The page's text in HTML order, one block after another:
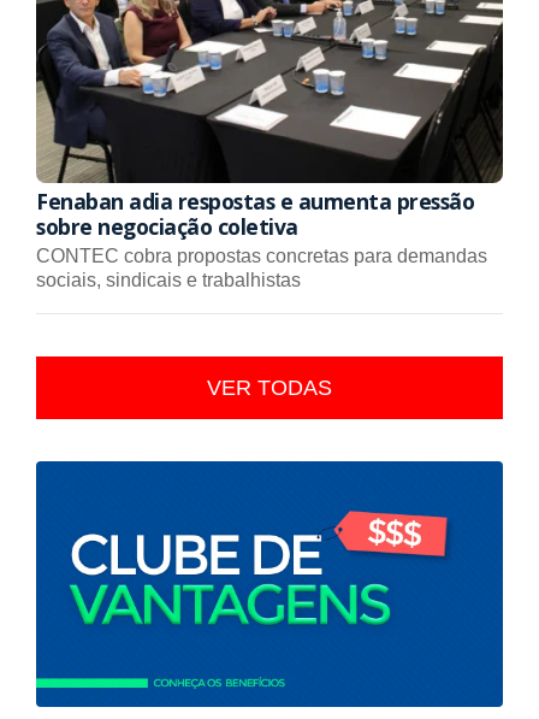
Fenaban adia respostas e aumenta pressão
sobre negociação coletiva
CONTEC cobra propostas concretas para demandas
sociais, sindicais e trabalhistas
VER TODAS